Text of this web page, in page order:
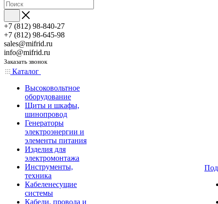
+7 (812) 98-840-27
+7 (812) 98-645-98
sales@mifrid.ru
info@mifrid.ru
Заказать звонок
Каталог
Высоковольтное
оборудование
Щиты и шкафы,
шинопровод
Генераторы
электроэнергии и
элементы питания
Изделия для
электромонтажа
Инструменты,
техника
Кабеленесущие
системы
Кабели, провода и